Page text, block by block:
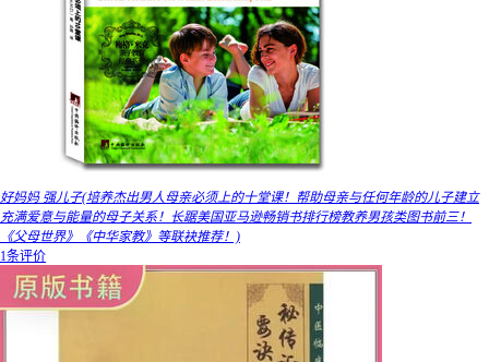
好妈妈 强儿子(培养杰出男人母亲必须上的十堂课！帮助母亲与任何年龄的儿子建立
充满爱意与能量的母子关系！长踞美国亚马逊畅销书排行榜教养男孩类图书前三！
《父母世界》《中华家教》等联袂推荐！)
1条评价